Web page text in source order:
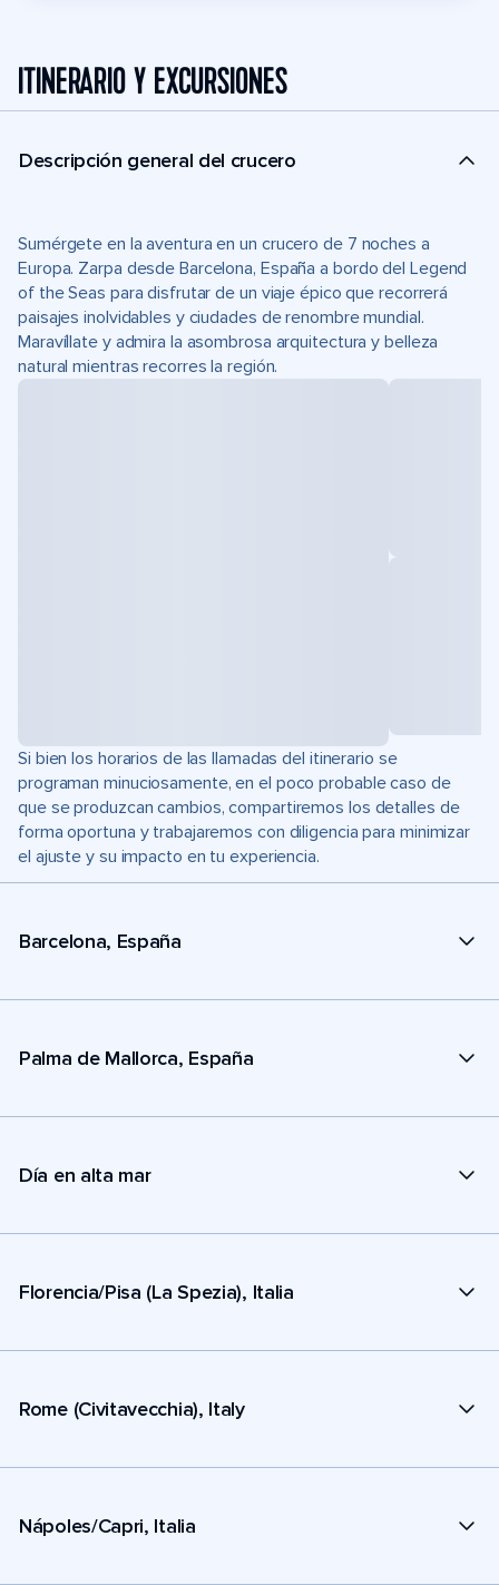
ITINERARIO Y EXCURSIONES
Descripción general del crucero
Sumérgete en la aventura en un crucero de 7 noches a
Europa. Zarpa desde Barcelona, España a bordo del Legend
of the Seas para disfrutar de un viaje épico que recorrerá
paisajes inolvidables y ciudades de renombre mundial.
Maravíllate y admira la asombrosa arquitectura y belleza
natural mientras recorres la región.
Si bien los horarios de las llamadas del itinerario se
programan minuciosamente, en el poco probable caso de
que se produzcan cambios, compartiremos los detalles de
forma oportuna y trabajaremos con diligencia para minimizar
el ajuste y su impacto en tu experiencia.
Barcelona, España
Palma de Mallorca, España
Día en alta mar
Florencia/Pisa (La Spezia), Italia
Rome (Civitavecchia), Italy
Nápoles/Capri, Italia